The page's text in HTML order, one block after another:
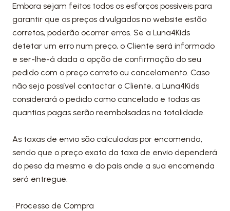
Embora sejam feitos todos os esforços possíveis para
garantir que os preços divulgados no website estão
corretos, poderão ocorrer erros. Se a Luna4Kids
detetar um erro num preço, o Cliente será informado
e ser-lhe-á dada a opção de confirmação do seu
pedido com o preço correto ou cancelamento. Caso
não seja possível contactar o Cliente, a Luna4Kids
considerará o pedido como cancelado e todas as
quantias pagas serão reembolsadas na totalidade.
As taxas de envio são calculadas por encomenda,
sendo que o preço exato da taxa de envio dependerá
do peso da mesma e do país onde a sua encomenda
será entregue.
• Processo de Compra